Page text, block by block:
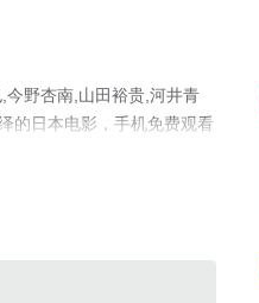
野杏南,山田裕贵,河井青
的日本电影，手机免费观看
解。